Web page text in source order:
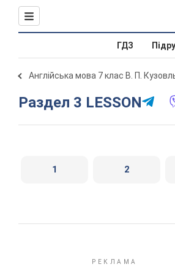
ГДЗ
Англійська мова 7 клас В. П.
Раздел 3 LESSON
1 2